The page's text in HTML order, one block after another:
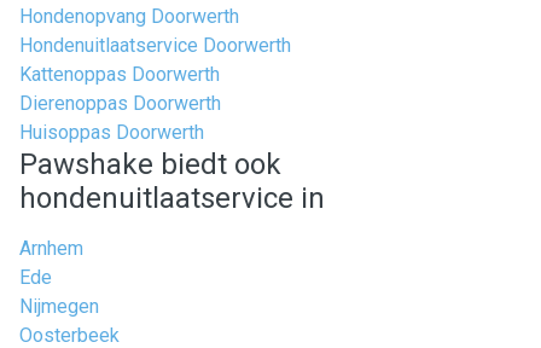
Hondenopvang Doorwerth
Hondenuitlaatservice Doorwerth
Kattenoppas Doorwerth
Dierenoppas Doorwerth
Huisoppas Doorwerth
Pawshake biedt ook
hondenuitlaatservice in
Arnhem
Ede
Nijmegen
Oosterbeek